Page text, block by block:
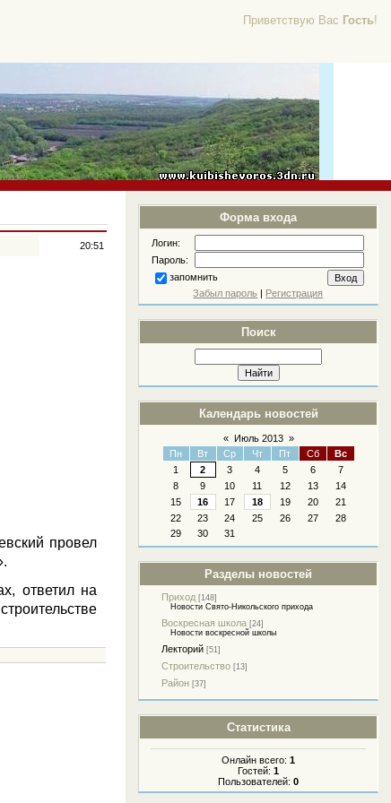
Приветствую Вас Гость!
Форма входа
Логин:
Пароль:
запомнить
Забыл пароль | Регистрация
Поиск
Календарь новостей
« Июль 2013 »
Пн
Вт Ср Чт Пт Сб
Вс
1
2 3 4 5 6
7
8
9 10 11 12 13
14
15
16 17 18 19 20
21
22
23 24 25 26 27
28
29
30 31
Разделы новостей
Приход [148]
Новости Свято-Никольского прихода
Воскресная школа [24]
Новости воскресной школы
Лекторий [51]
Строительство [13]
Район [37]
Статистика
Онлайн всего:1
Гостей:1
Пользователей:0
20:51
провел
ответил на